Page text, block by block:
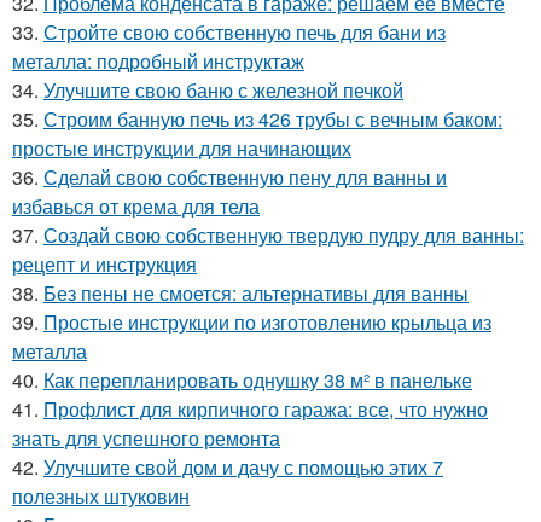
33. Стройте свою собственную печь для бани из
металла: подробный инструктаж
34. Улучшите свою баню с железной печкой
35. Строим банную печь из 426 трубы с вечным баком:
простые инструкции для начинающих
36. Сделай свою собственную пену для ванны и
избавься от крема для тела
37. Создай свою собственную твердую пудру для ванны:
рецепт и инструкция
38. Без пены не смоется: альтернативы для ванны
39. Простые инструкции по изготовлению крыльца из
металла
40. Как перепланировать однушку 38 м² в панельке
41. Профлист для кирпичного гаража: все, что нужно
знать для успешного ремонта
42. Улучшите свой дом и дачу с помощью этих 7
полезных штуковин